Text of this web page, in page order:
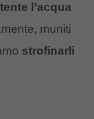
l’acqua
muniti
strofinarli